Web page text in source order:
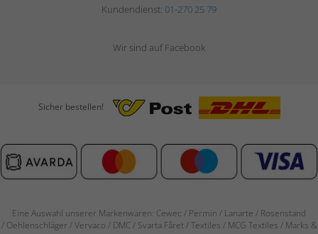
Kundendienst: 01-270 25 79
Wir sind auf Facebook
Sicher bestellen!
Eine Auswahl unserer Markenwaren: Cewec / Permin / Lanarte / Rosenstand
/ Oehlenschläger / Vervaco / DMC / Svarta Fåret / Textiles / MCG Textiles / Marks &